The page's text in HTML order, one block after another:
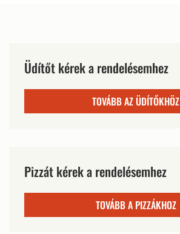
Üdítőt kérek a rendelésemhez
TOVÁBB AZ ÜDÍTŐKHÖZ
Pizzát kérek a rendelésemhez
TOVÁBB A PIZZÁKHOZ